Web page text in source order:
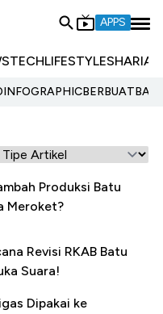
APPS
TECHLIFESTYLESHARIA
INFOGRAPHIC
Produksi Batu
Meroket?
Revisi RKAB Batu
Suara!
Dipakai ke